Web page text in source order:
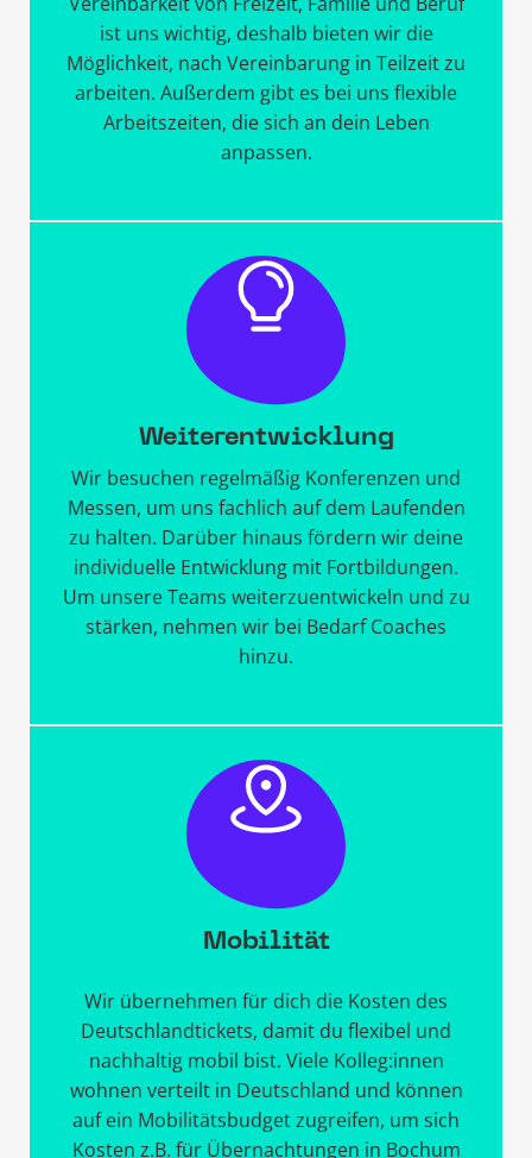
ist uns wichtig, deshalb bieten wir die
Möglichkeit, nach Vereinbarung in Teilzeit zu
arbeiten. Außerdem gibt es bei uns flexible
Arbeitszeiten, die sich an dein Leben
anpassen.
Weiterentwicklung
Wir besuchen regelmäßig Konferenzen und
Messen, um uns fachlich auf dem Laufenden
zu halten. Darüber hinaus fördern wir deine
individuelle Entwicklung mit Fortbildungen.
Um unsere Teams weiterzuentwickeln und zu
stärken, nehmen wir bei Bedarf Coaches
hinzu.
Mobilität
Wir übernehmen für dich die Kosten des
Deutschlandtickets, damit du flexibel und
nachhaltig mobil bist. Viele Kolleg:innen
wohnen verteilt in Deutschland und können
auf ein Mobilitätsbudget zugreifen, um sich
Kosten z.B. für Übernachtungen in Bochum